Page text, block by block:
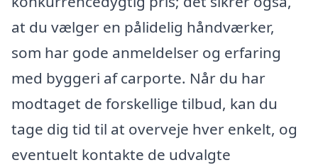
at du vælger en pålidelig håndværker,
som har gode anmeldelser og erfaring
med byggeri af carporte. Når du har
modtaget de forskellige tilbud, kan du
tage dig tid til at overveje hver enkelt, og
eventuelt kontakte de udvalgte